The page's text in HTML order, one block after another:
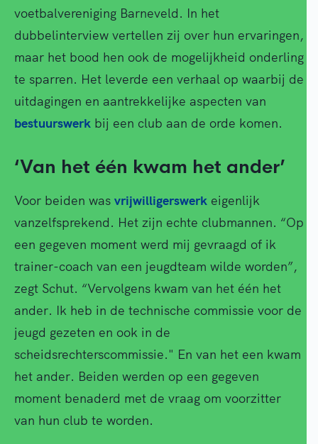
voetbalvereniging Barneveld. In het
dubbelinterview vertellen zij over hun ervaringen,
maar het bood hen ook de mogelijkheid onderling
te sparren. Het leverde een verhaal op waarbij de
uitdagingen en aantrekkelijke aspecten van
bestuurswerk bij een club aan de orde komen.
‘Van het één kwam het ander’
Voor beiden was vrijwilligerswerk eigenlijk
vanzelfsprekend. Het zijn echte clubmannen. “Op
een gegeven moment werd mij gevraagd of ik
trainer-coach van een jeugdteam wilde worden”,
zegt Schut. “Vervolgens kwam van het één het
ander. Ik heb in de technische commissie voor de
jeugd gezeten en ook in de
scheidsrechterscommissie." En van het een kwam
het ander. Beiden werden op een gegeven
moment benaderd met de vraag om voorzitter
van hun club te worden.